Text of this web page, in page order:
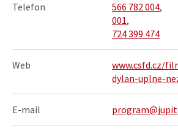
Telefon 566 782 004,
001,
724 399 474
Web
www.csfd.cz/
dylan-uplne-
E-mail